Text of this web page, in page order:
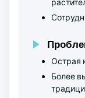
Острая
Более